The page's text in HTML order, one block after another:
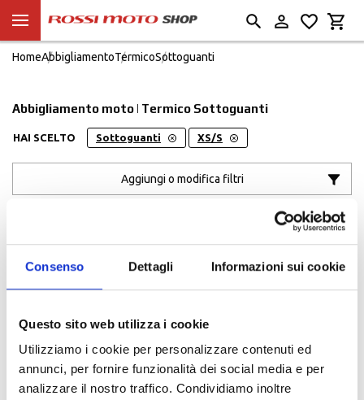
Consenso Dettagli Informazioni sui cookie
Questo sito web utilizza i cookie
Utilizziamo i cookie per personalizzare contenuti ed
annunci, per fornire funzionalità dei social media e per
analizzare il nostro traffico. Condividiamo inoltre
HomeAbbigliamentoTermicoSottoguanti
Abbigliamento moto | Termico Sottoguanti
HAI SCELTO Sottoguanti XS/S
Aggiungi o modifica filtri
-15% -15%